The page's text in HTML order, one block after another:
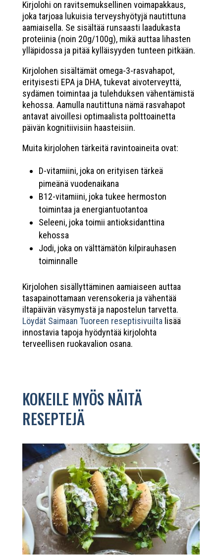
Kirjolohi on ravitsemuksellinen voimapakkaus,
joka tarjoaa lukuisia terveyshyötyjä nautittuna
aamiaisella. Se sisältää runsaasti laadukasta
proteiinia (noin 20g/100g), mikä auttaa lihasten
ylläpidossa ja pitää kylläisyyden tunteen pitkään.
Kirjolohen sisältämät omega-3-rasvahapot,
erityisesti EPA ja DHA, tukevat aivoterveyttä,
sydämen toimintaa ja tulehduksen vähentämistä
kehossa. Aamulla nautittuna nämä rasvahapot
antavat aivoillesi optimaalista polttoainetta
päivän kognitiivisiin haasteisiin.
Muita kirjolohen tärkeitä ravintoaineita ovat:
D-vitamiini, joka on erityisen tärkeä
pimeänä vuodenaikana
B12-vitamiini, joka tukee hermoston
toimintaa ja energiantuotantoa
Seleeni, joka toimii antioksidanttina
kehossa
Jodi, joka on välttämätön kilpirauhasen
toiminnalle
Kirjolohen sisällyttäminen aamiaiseen auttaa
tasapainottamaan verensokeria ja vähentää
iltapäivän väsymystä ja napostelun tarvetta.
Löydät Saimaan Tuoreen reseptisivuilta lisää
innostavia tapoja hyödyntää kirjolohta
terveellisen ruokavalion osana.
KOKEILE MYÖS NÄITÄ
RESEPTEJÄ